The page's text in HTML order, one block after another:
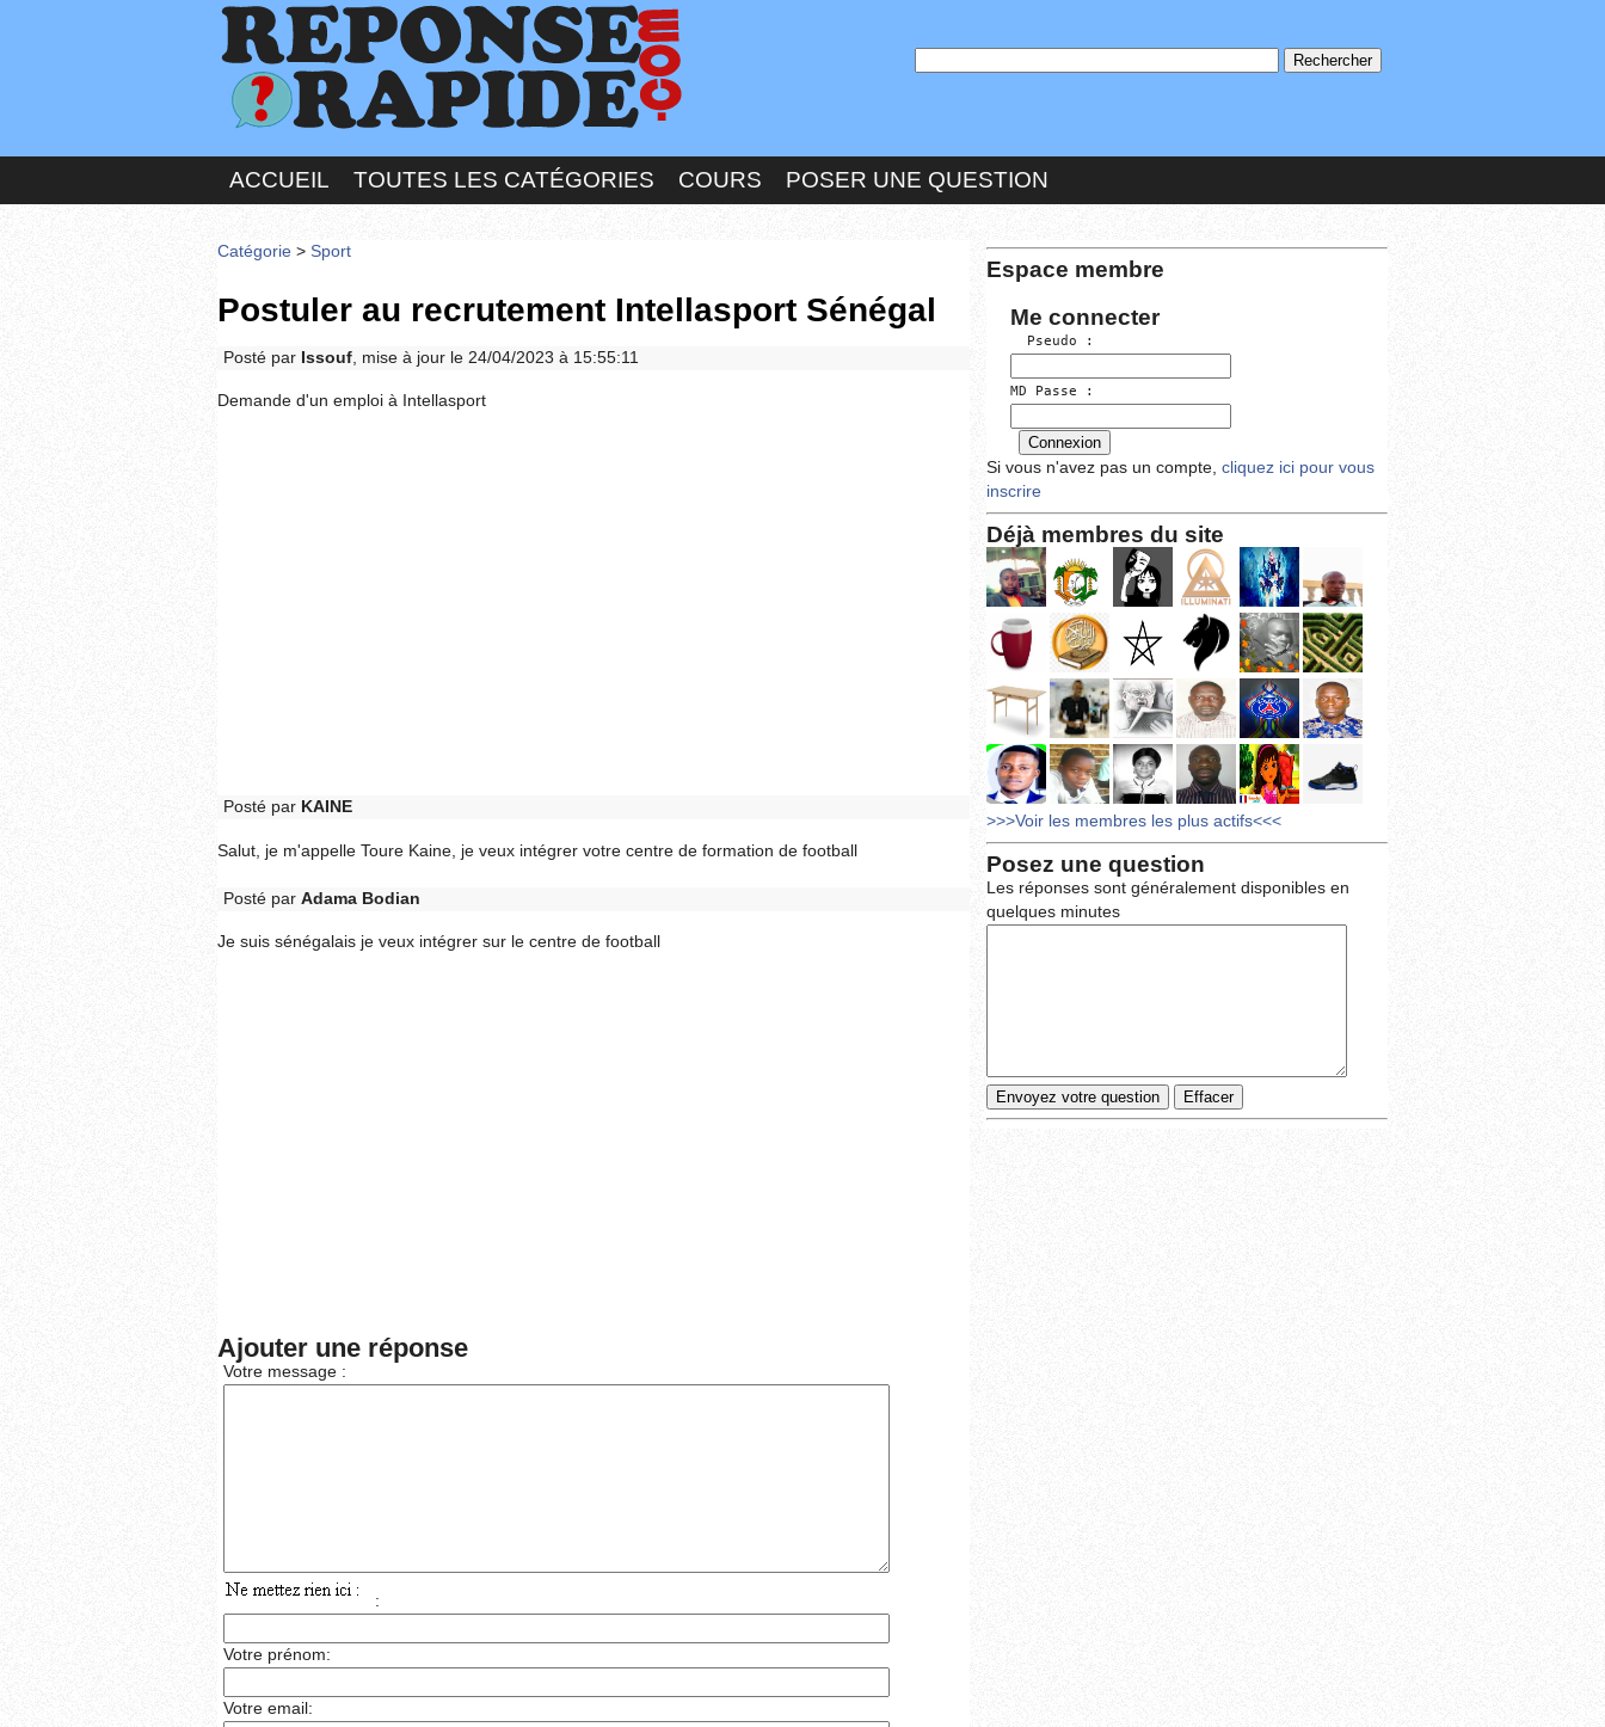
ACCUEIL TOUTES LES CATÉGORIES COURS POSER UNE QUESTION
Catégorie > Sport
Postuler au recrutement Intellasport Sénégal
Posté par Issouf , mise à jour le 24/04/2023 à 15:55:11
Demande d'un emploi à Intellasport
Posté par KAINE
Salut, je m'appelle Toure Kaine, je veux intégrer votre centre de formation de football
Posté par Adama Bodian
Je suis sénégalais je veux intégrer sur le centre de football
Ajouter une réponse
Votre message :
:
Votre prénom:
Votre email:
Espace membre
Me connecter
  Pseudo :
MD Passe :
Si vous n'avez pas un compte, cliquez ici pour vous
inscrire
Déjà membres du site
>>>Voir les membres les plus actifs<<<
Posez une question
Les réponses sont généralement disponibles en
quelques minutes